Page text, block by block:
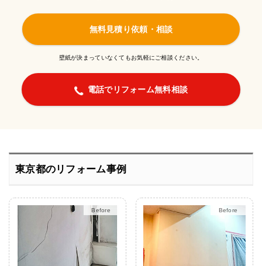
無料見積り依頼・相談
壁紙が決まっていなくてもお気軽にご相談ください。
電話でリフォーム無料相談
東京都のリフォーム事例
After After